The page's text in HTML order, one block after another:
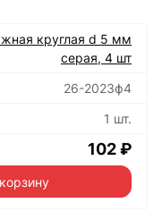
круглая d 5 мм
серая, 4 шт
26-2023ф4
1 шт.
102 ₽